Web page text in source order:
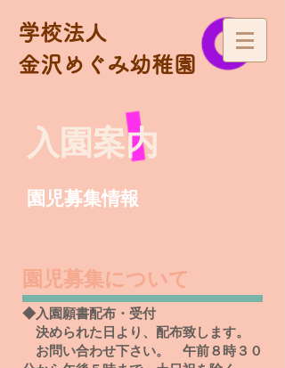
学校法人
金沢めぐみ幼稚園
入園案内
​園児募集情報
​園児募集について
◆入園願書配布・受付
​ 決められた日より、配布致します。
お問い合わせ下さい。
午前８時３０